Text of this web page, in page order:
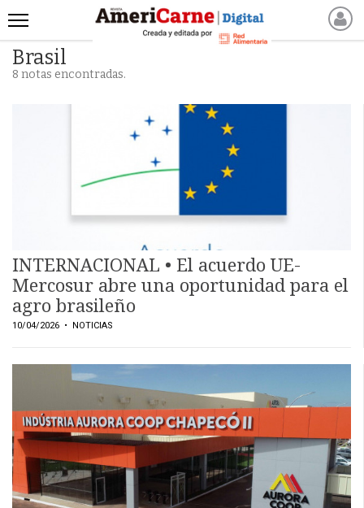
INICIO
NOTICIAS
PROCESO
MARKETPLACE
REVISTAS
REVISTAS
CATÁLOGO DE CORTES
EVENTOS Y
CAPACITACIONES
DIRECTORIO
CALENDARIO
MEDIA KIT
Brasil
8 notas encontradas.
INTERNACIONAL • El acuerdo UE-
Mercosur abre una oportunidad para el
agro brasileño
10/04/2026 • NOTICIAS